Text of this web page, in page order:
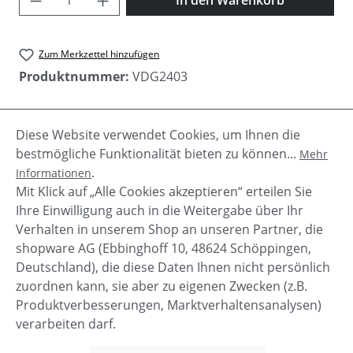
Zum Merkzettel hinzufügen
Produktnummer: VDG2403
Beschreibung
Stilvoller Damengürtel aus hochwertigem Leder
von Vanzetti. eckige, matte Schnallequalitatives
LederMehr
Service-Hotline
Diese Website verwendet Cookies, um Ihnen die
bestmögliche Funktionalität bieten zu können... Mehr
Informationen.
Mit Klick auf „Alle Cookies akzeptieren“ erteilen Sie
Ihre Einwilligung auch in die Weitergabe über Ihr
Verhalten in unserem Shop an unseren Partner, die
shopware AG (Ebbinghoff 10, 48624 Schöppingen,
Deutschland), die diese Daten Ihnen nicht persönlich
zuordnen kann, sie aber zu eigenen Zwecken (z.B.
Produktverbesserungen, Marktverhaltensanalysen)
verarbeiten darf.